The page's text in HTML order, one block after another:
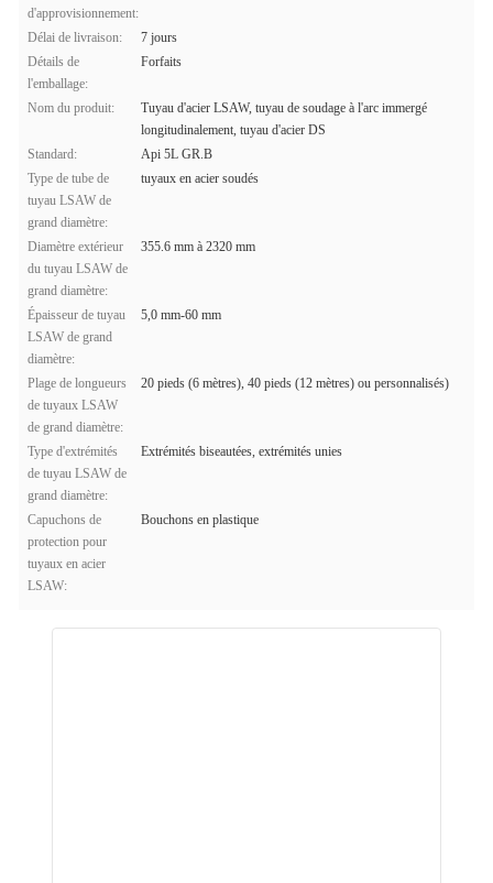
d'approvisionnement:
Délai de livraison:
7 jours
Détails de
l'emballage:
Forfaits
Nom du produit:
Tuyau d'acier LSAW, tuyau de soudage à l'arc immergé
longitudinalement, tuyau d'acier DS
Standard:
Api 5L GR.B
Type de tube de
tuyau LSAW de
grand diamètre:
tuyaux en acier soudés
Diamètre extérieur
du tuyau LSAW de
grand diamètre:
355.6 mm à 2320 mm
Épaisseur de tuyau
LSAW de grand
diamètre:
5,0 mm-60 mm
Plage de longueurs
de tuyaux LSAW
de grand diamètre:
20 pieds (6 mètres), 40 pieds (12 mètres) ou personnalisés)
Type d'extrémités
de tuyau LSAW de
grand diamètre:
Extrémités biseautées, extrémités unies
Capuchons de
protection pour
tuyaux en acier
LSAW:
Bouchons en plastique